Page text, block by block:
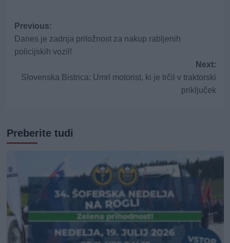
Post
navigation
Previous:
Danes je zadnja priložnost za nakup rabljenih
policijskih vozil!
Next:
Slovenska Bistrica: Umrl motorist, ki je trčil v traktorski
priključek
Preberite tudi